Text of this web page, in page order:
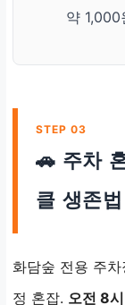
약 1,000
STEP 03
🚗 주차
클 생존법
화담숲 전용 주
정 혼잡. 오전 8